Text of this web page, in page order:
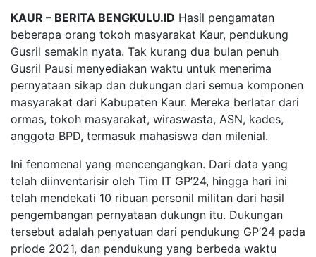
KAUR – BERITA BENGKULU.ID Hasil pengamatan
beberapa orang tokoh masyarakat Kaur, pendukung
Gusril semakin nyata. Tak kurang dua bulan penuh
Gusril Pausi menyediakan waktu untuk menerima
pernyataan sikap dan dukungan dari semua komponen
masyarakat dari Kabupaten Kaur. Mereka berlatar dari
ormas, tokoh masyarakat, wiraswasta, ASN, kades,
anggota BPD, termasuk mahasiswa dan milenial.
Ini fenomenal yang mencengangkan. Dari data yang
telah diinventarisir oleh Tim IT GP’24, hingga hari ini
telah mendekati 10 ribuan personil militan dari hasil
pengembangan pernyataan dukungn itu. Dukungan
tersebut adalah penyatuan dari pendukung GP’24 pada
priode 2021, dan pendukung yang berbeda waktu